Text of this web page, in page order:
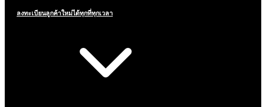
ลงทะเบียนลูกค้าใหม่ได้ทุกที่ทุกเวลา